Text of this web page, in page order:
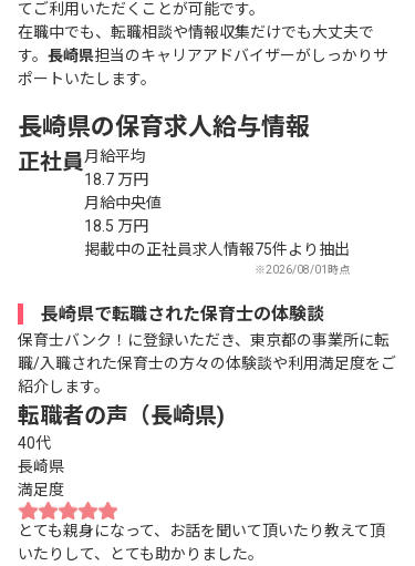
てご利用いただくことが可能です。
在職中でも、転職相談や情報収集だけでも大丈夫で
す。 長崎県担当のキャリアアドバイザーがしっかりサ
ポートいたします。
長崎県の保育求人給与情報
正社員月給平均
18.7 万円
月給中央値
18.5 万円
掲載中の正社員求人情報75件より抽出
※2026/08/01時点
長崎県で転職された保育士の体験談
保育士バンク！に登録いただき、東京都の事業所に転
職/入職された保育士の方々の体験談や利用満足度をご
紹介します。
転職者の声（長崎県)
40代
長崎県
満足度
とても親身になって、お話を聞いて頂いたり教えて頂
いたりして、とても助かりました。